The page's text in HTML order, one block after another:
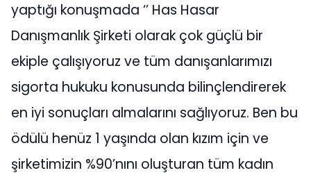
yaptığı konuşmada ‘’ Has Hasar
Danışmanlık Şirketi olarak çok güçlü bir
ekiple çalışıyoruz ve tüm danışanlarımızı
sigorta hukuku konusunda bilinçlendirerek
en iyi sonuçları almalarını sağlıyoruz. Ben bu
ödülü henüz 1 yaşında olan kızım için ve
şirketimizin %90’nını oluşturan tüm kadın